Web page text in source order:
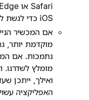
iOS כדי לגשת לכל תכונות Notion.
מוקדמת יותר,
האפליקציה